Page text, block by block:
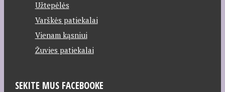
Užtepėlės
Varškės patiekalai
Vienam kąsniui
Žuvies patiekalai
SEKITE MUS FACEBOOKE